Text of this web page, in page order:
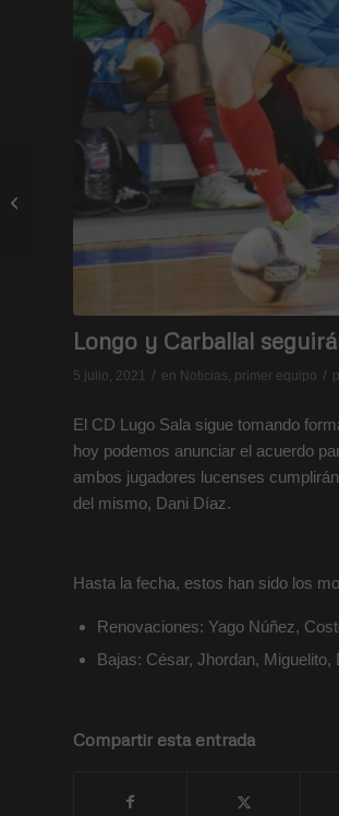
Longo y Carballal
5 julio, 2021 / en Noticias, primer equipo /
El CD Lugo Sala sigue tomando
hoy podemos anunciar el acuerdo
ambos jugadores lucenses
del mismo, Dani Díaz.
Hasta la fecha, estos han sido los
Renovaciones: Yago Núñez,
Bajas: César, Jhordan, Miguelito,
Compartir esta entrada
Dieguito y Keita no
seguirán en el CD Lugo